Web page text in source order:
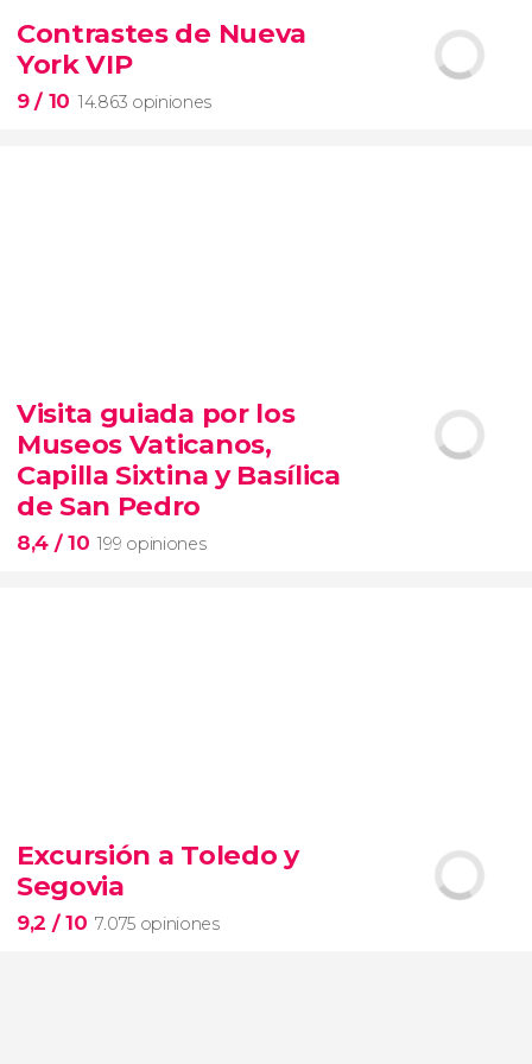
pinturas impresionistas
Contrastes de Nueva
York VIP
9/ 10 14.863 opiniones
tour de contrastes de Nueva York VIP
barrios de Queens, Brooklyn, el Bronx y
Long Island
City grupos reducidos
Visita guiada por los
Museos Vaticanos,
Capilla Sixtina y Basílica
de San Pedro
8,4 / 10 199 opiniones
Piedad
Museos Vaticanos
Basílica de San
Pedro
Excursión a Toledo y
Segovia
9,2 / 10 7.075 opiniones